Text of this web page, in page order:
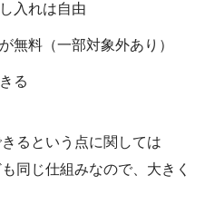
入れは自由
無料（一部対象外あり）
る
るという点に関しては
同じ仕組みなので、大きく